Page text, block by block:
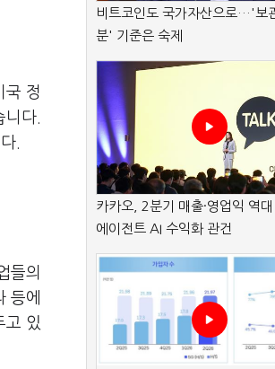
국 정
다.
.
들의
등에
고 있
비트코인도 국가자산으로…'보관
분' 기준은 숙제
카카오, 2분기 매출·영업익 역
에이전트 AI 수익화 관건